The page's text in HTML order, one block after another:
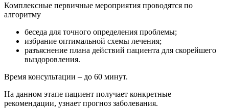
Комплексные первичные мероприятия проводятся по
алгоритму
беседа для точного определения проблемы;
избрание оптимальной схемы лечения;
разъяснение плана действий пациента для скорейшего
выздоровления.
Время консультации – до 60 минут.
На данном этапе пациент получает конкретные
рекомендации, узнает прогноз заболевания.